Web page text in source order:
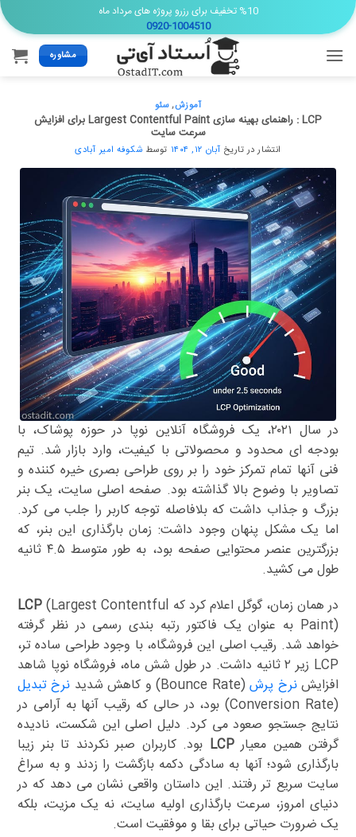
Skip
to
content
%10 تخفیف برای رزرو پروژه های مرداد ماه
0920-1004510
مشاوره
آموزش,سئو
LCP : راهنمای بهینه سازی Largest Contentful Paint برای افزایش
سرعت سایت
انتشار در تاریخ آبان ۱۲, ۱۴۰۴ توسط شکوفه امیر آبادی
در سال ۲۰۲۱، یک فروشگاه آنلاین نوپا در حوزه پوشاک، با
بودجه ای محدود و محصولاتی با کیفیت، وارد بازار شد. تیم
فنی آنها تمام تمرکز خود را بر روی طراحی بصری خیره کننده و
تصاویر با وضوح بالا گذاشته بود. صفحه اصلی سایت، یک بنر
بزرگ و جذاب داشت که بلافاصله توجه کاربر را جلب می کرد.
اما یک مشکل پنهان وجود داشت: زمان بارگذاری این بنر، که
بزرگترین عنصر محتوایی صفحه بود، به طور متوسط ۴.۵ ثانیه
طول می کشید.
در همان زمان، گوگل اعلام کرد که
LCP(Largest Contentful
Paint) به عنوان یک فاکتور رتبه بندی رسمی در نظر گرفته
خواهد شد. رقیب اصلی این فروشگاه، با وجود طراحی ساده تر،
LCP زیر ۲ ثانیه داشت. در طول شش ماه، فروشگاه نوپا شاهد
افزایشنرخ پرش(Bounce Rate) و کاهش شدید
نرخ تبدیل
(Conversion Rate) بود، در حالی که رقیب آنها به آرامی در
نتایج جستجو صعود می کرد. دلیل اصلی این شکست، نادیده
گرفتن همین معیارLCP بود. کاربران صبر نکردند تا بنر زیبا
بارگذاری شود؛ آنها به سادگی دکمه بازگشت را زدند و به سراغ
سایت سریع تر رفتند. این داستان واقعی نشان می دهد که در
دنیای امروز، سرعت بارگذاری اولیه سایت، نه یک مزیت، بلکه
یک ضرورت حیاتی برای بقا و موفقیت است.